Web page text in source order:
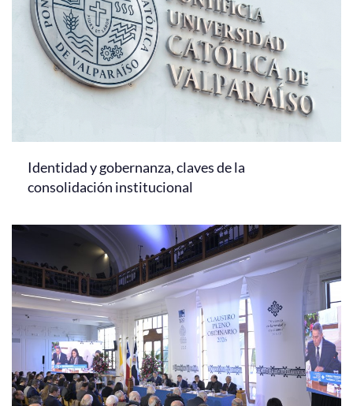
Identidad y gobernanza, claves de la
consolidación institucional